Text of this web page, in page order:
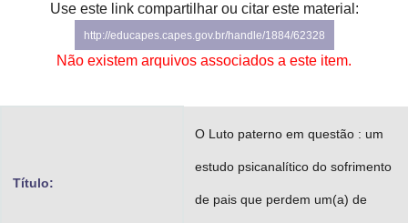
Gabinete de Segurança Institucional
Advocacia-Geral da União
Use este link compartilhar ou citar este material:
http://educapes.capes.gov.br/handle/1884/62328
Não existem arquivos associados a este item.
Título:
O Luto paterno em questão : um
estudo psicanalítico do sofrimento
de pais que perdem um(a) de